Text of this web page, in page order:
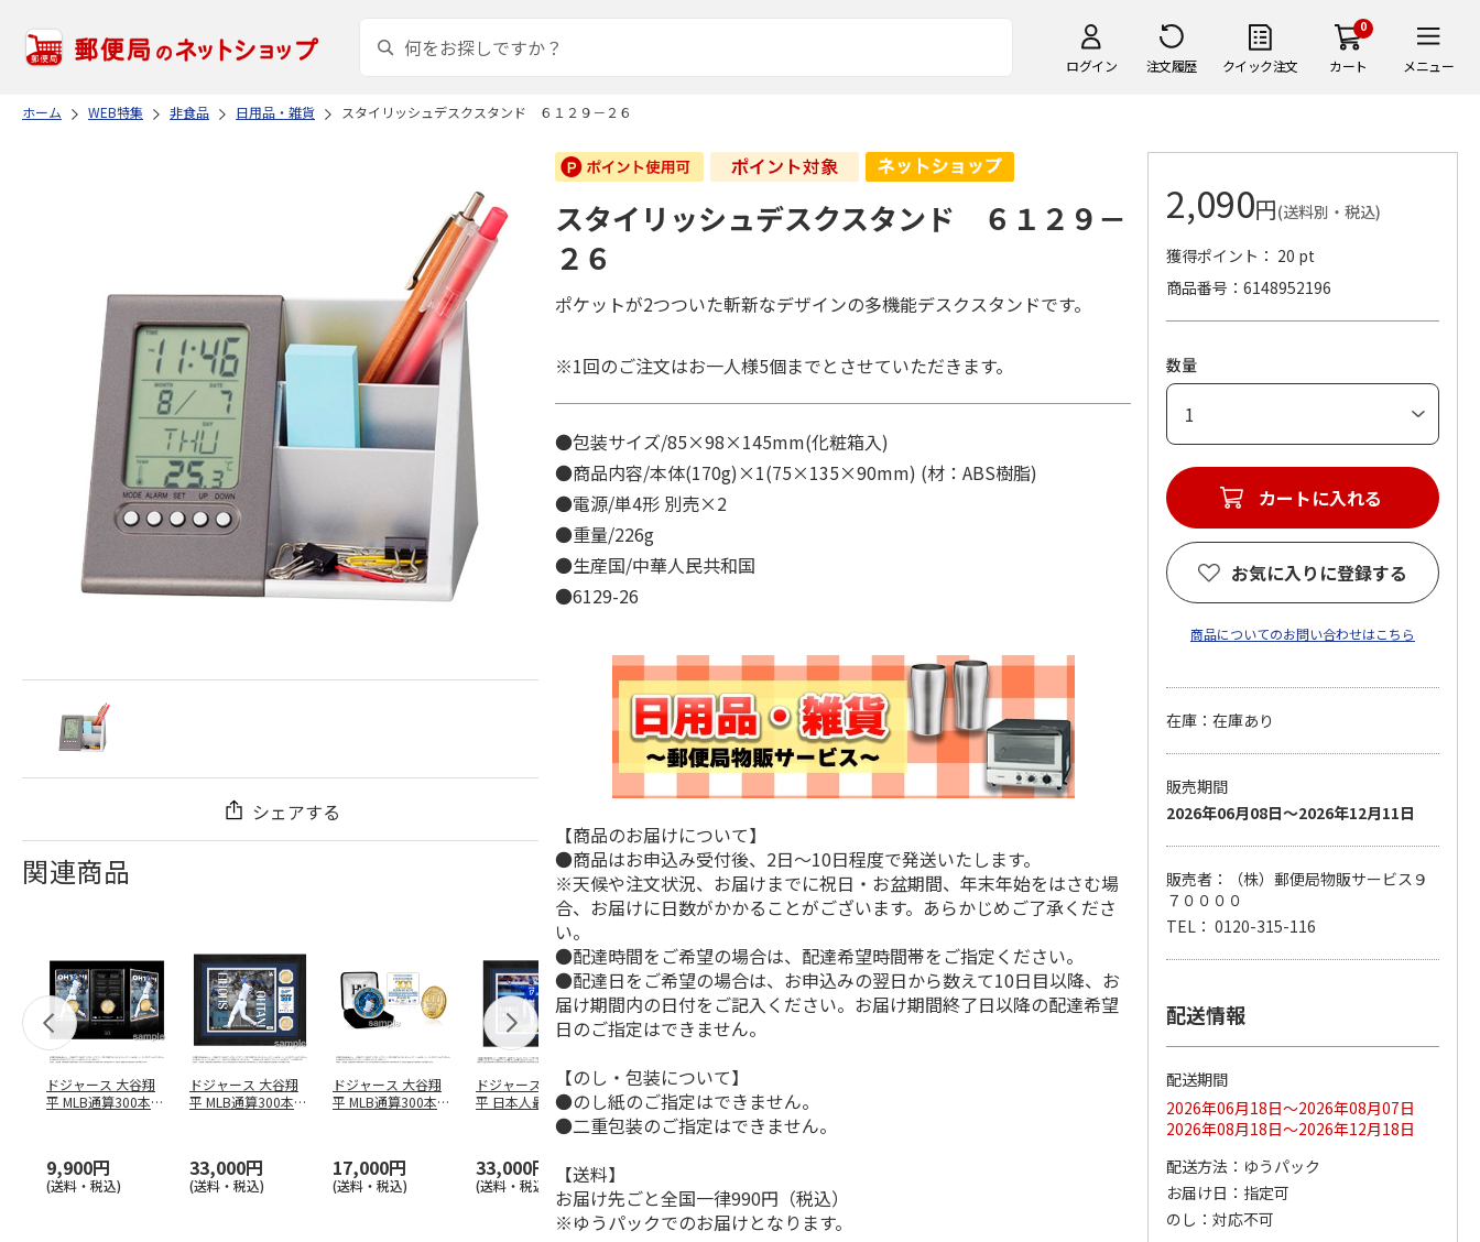
ログイン 注文履歴 クイック注文
0
カート メニュー
ホーム WEB特集 非食品 日用品・雑貨 スタイリッシュデスクスタンド ６１２９－２６
シェアする
関連商品
ドジャース 大谷翔
平 MLB通算300本塁
9,900円
(送料・税込)
ドジャース 大谷翔
平 MLB通算300本塁
33,000円
(送料・税込)
ドジャース 大谷翔
平 MLB通算300本塁
17,000円
(送料・税込)
ドジャース 大谷翔
平 日本人最多53試
合連続出塁記念 ダ
33,000円
(送料・税込)
MLB ドジャース 大
谷翔平 2026 NL 3・
4月投手…
平 日本人最多53試
合連続出塁記念 コ
イ…
ドジャース 大谷翔
平 日本人最多53試
合連続出塁記念 シ
ル…
17,000円
(送料・税込)
谷翔平 2026 NL 3・
4月投手…
スタイリッシュデスクスタンド ６１２９－
２６
ポケットが2つついた斬新なデザインの多機能デスクスタンドです。
※1回のご注文はお一人様5個までとさせていただきます。
●包装サイズ/85×98×145mm(化粧箱入)
●商品内容/本体(170g)×1(75×135×90mm) (材：ABS樹脂)
●電源/単4形 別売×2
●重量/226g
●生産国/中華人民共和国
●6129-26
【商品のお届けについて】
●商品はお申込み受付後、2日～10日程度で発送いたします。
※天候や注文状況、お届けまでに祝日・お盆期間、年末年始をはさむ場
合、お届けに日数がかかることがございます。あらかじめご了承くださ
い。
●配達時間をご希望の場合は、配達希望時間帯をご指定ください。
●配達日をご希望の場合は、お申込みの翌日から数えて10日目以降、お
届け期間内の日付をご記入ください。お届け期間終了日以降の配達希望
日のご指定はできません。
【のし・包装について】
●のし紙のご指定はできません。
●二重包装のご指定はできません。
【送料】
お届け先ごと全国一律990円（税込）
※ゆうパックでのお届けとなります。
2,090円(送料別・税込)
獲得ポイント： 20 pt
商品番号
6148952196
数量
カートに入れる
お気に入りに登録する
商品についてのお問い合わせはこちら
在庫：在庫あり
販売期間
2026年06月08日～2026年12月11日
販売者：（株）郵便局物販サービス９
７００００
TEL： 0120-315-116
配送情報
配送期間
2026年06月18日～2026年08月07日
2026年08月18日～2026年12月18日
配送方法
ゆうパック
お届け日
指定可
のし
対応不可